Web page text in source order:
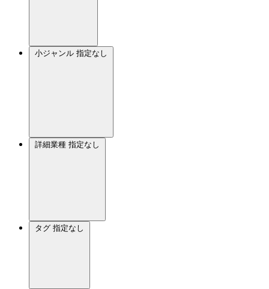
小ジャンル 指定なし
詳細業種 指定なし
タグ 指定なし